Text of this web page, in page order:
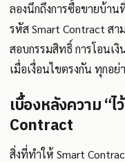
ลองนึกถึงการซื้อขายบ้า
รหัส Smart Contract สา
สอบกรรมสิทธิ์ การโอนเ
เมื่อเงื่อนไขตรงกัน ทุกอ
เบื้องหลังความ “
Contract
สิ่งที่ทำให้ Smart